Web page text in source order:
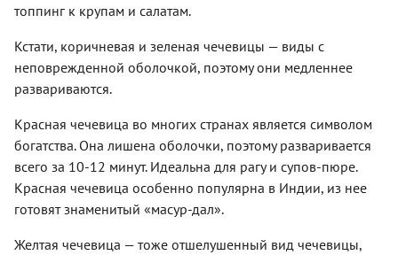
топпинг к крупам и салатам.
Кстати, коричневая и зеленая чечевицы — виды с
неповрежденной оболочкой, поэтому они медленнее
развариваются.
Красная чечевица во многих странах является символом
богатства. Она лишена оболочки, поэтому разваривается
всего за 10-12 минут. Идеальна для рагу и супов-пюре.
Красная чечевица особенно популярна в Индии, из нее
готовят знаменитый «масур-дал».
Желтая чечевица — тоже отшелушенный вид чечевицы,